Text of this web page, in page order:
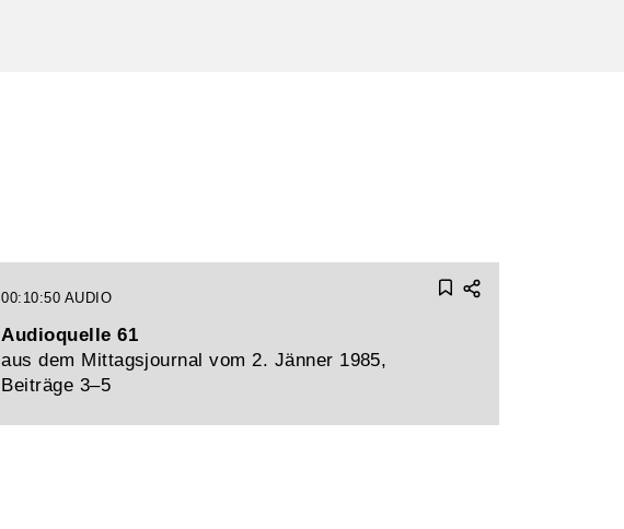
00:10:50 AUDIO
Audioquelle 61
aus dem Mittagsjournal vom 2. Jänner 1985,
Beiträge 3–5